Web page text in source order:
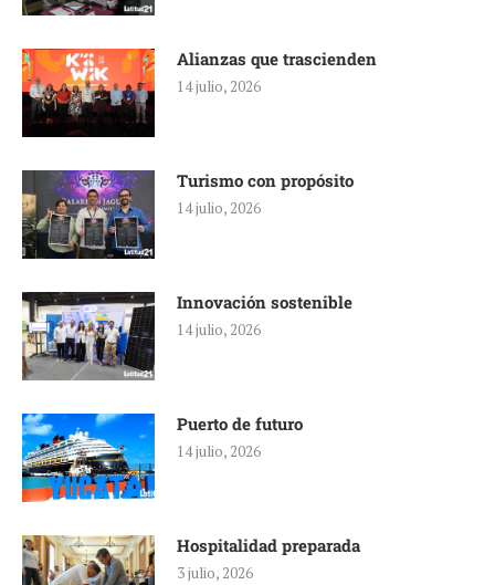
Alianzas que trascienden
14 julio, 2026
Turismo con propósito
14 julio, 2026
Innovación sostenible
14 julio, 2026
Puerto de futuro
14 julio, 2026
Hospitalidad preparada
3 julio, 2026